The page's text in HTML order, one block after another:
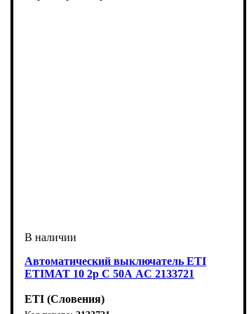
Автоматический выключатель ETI
ETIMAT 10 2p C 50А AC 2133721
ETI (Словения)